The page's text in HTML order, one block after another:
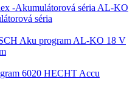
AL-KO
séria
AL-KO 18 V
HECHT Accu